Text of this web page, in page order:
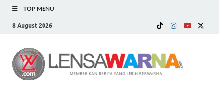
TOP MENU
8 August 2026